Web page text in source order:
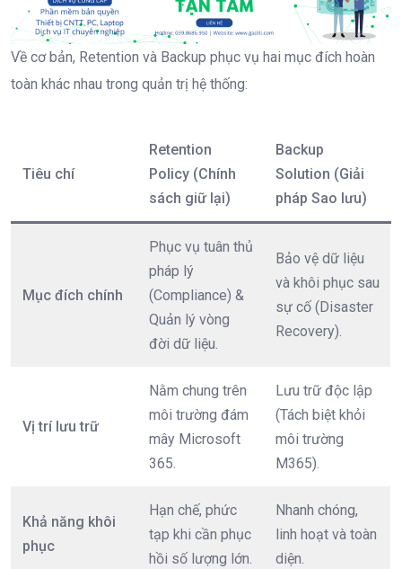
Về cơ bản, Retention và Backup phục vụ hai mục đích hoàn
toàn khác nhau trong quản trị hệ thống:
Tiêu chí
Retention
Policy (Chính
sách giữ lại)
Backup
Solution (Giải
pháp Sao lưu)
Mục đích chính
Phục vụ tuân thủ
pháp lý
(Compliance) &
Quản lý vòng
đời dữ liệu.
Bảo vệ dữ liệu
và khôi phục sau
sự cố (Disaster
Recovery).
Vị trí lưu trữ
Nằm chung trên
môi trường đám
mây Microsoft
365.
Lưu trữ độc lập
(Tách biệt khỏi
môi trường
M365).
Khả năng khôi
phục
Hạn chế, phức
tạp khi cần phục
hồi số lượng lớn.
Nhanh chóng,
linh hoạt và toàn
diện.